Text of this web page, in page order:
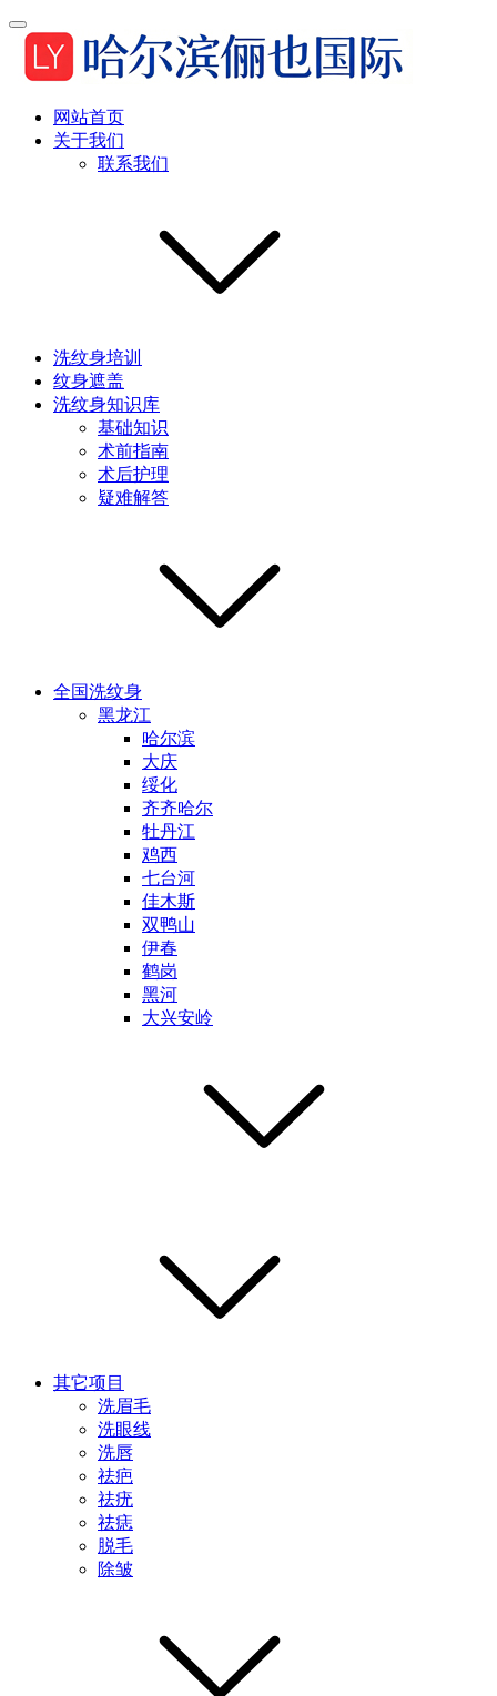
网站首页
关于我们
联系我们
洗纹身培训
纹身遮盖
洗纹身知识库
基础知识
术前指南
术后护理
疑难解答
全国洗纹身
黑龙江
哈尔滨
大庆
绥化
齐齐哈尔
牡丹江
鸡西
七台河
佳木斯
双鸭山
伊春
鹤岗
黑河
大兴安岭
其它项目
洗眉毛
洗眼线
洗唇
祛疤
祛疣
祛痣
脱毛
除皱